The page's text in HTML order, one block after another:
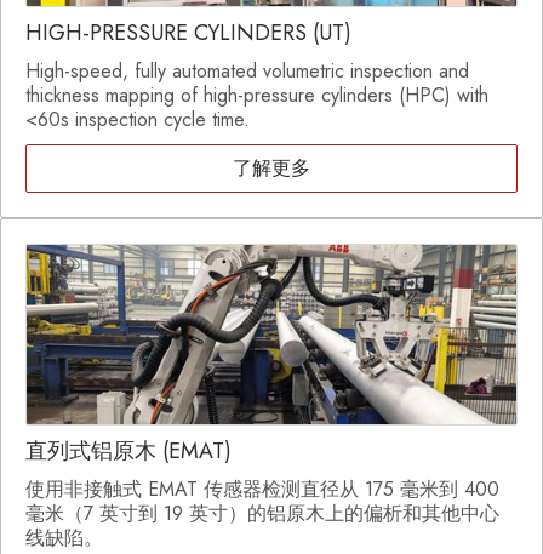
HIGH-PRESSURE CYLINDERS (UT)
High-speed, fully automated volumetric inspection and
thickness mapping of high-pressure cylinders (HPC) with
<60s inspection cycle time.
了解更多
直列式铝原木 (EMAT)
使用非接触式 EMAT 传感器检测直径从 175 毫米到 400
毫米（7 英寸到 19 英寸）的铝原木上的偏析和其他中心
线缺陷。